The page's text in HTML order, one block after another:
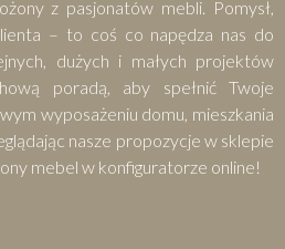
z pasjonatów mebli. Pomysł,
– to coś co napędza nas do
dużych i małych projektów
poradą, aby spełnić Twoje
wyposażeniu domu, mieszkania
nasze propozycje w sklepie
mebel w konfiguratorze online!